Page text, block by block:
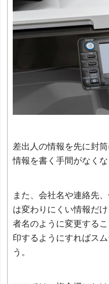
差出人の情報を先に封
情報を書く手間がなくな
また、会社名や連絡先
は変わりにくい情報だ
者名のように変更する
印するようにすればス
う。